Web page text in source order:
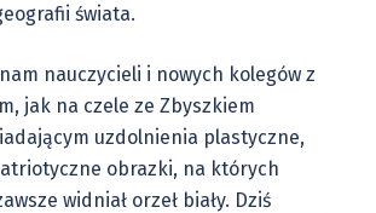
świata.
nauczycieli i nowych kolegów z
jak na czele ze Zbyszkiem
uzdolnienia plastyczne,
obrazki, na których
widniał orzeł biały. Dziś